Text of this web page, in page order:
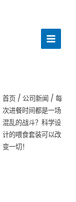
菜
首页/ 公司新闻/ 每
次进餐时间都是一场
混乱的战斗？科学设
计的喂食套装可以改
变一切！